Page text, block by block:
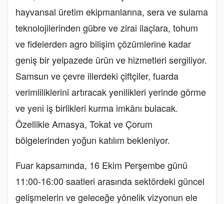
hayvansal üretim ekipmanlarına, sera ve sulama
teknolojilerinden gübre ve zirai ilaçlara, tohum
ve fidelerden agro bilişim çözümlerine kadar
geniş bir yelpazede ürün ve hizmetleri sergiliyor.
Samsun ve çevre illerdeki çiftçiler, fuarda
verimliliklerini artıracak yenilikleri yerinde görme
ve yeni iş birlikleri kurma imkânı bulacak.
Özellikle Amasya, Tokat ve Çorum
bölgelerinden yoğun katılım bekleniyor.
Fuar kapsamında, 16 Ekim Perşembe günü
11:00-16:00 saatleri arasında sektördeki güncel
gelişmelerin ve geleceğe yönelik vizyonun ele